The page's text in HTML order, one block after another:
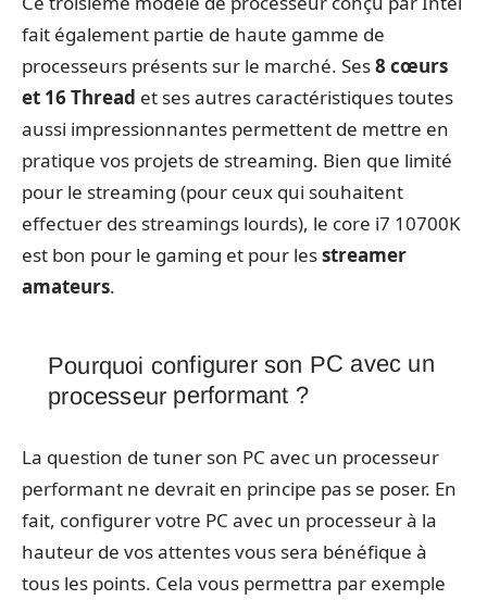
fait également partie de haute gamme de
processeurs présents sur le marché. Ses8 cœurs
et 16 Thread et ses autres caractéristiques toutes
aussi impressionnantes permettent de mettre en
pratique vos projets de streaming. Bien que limité
pour le streaming (pour ceux qui souhaitent
effectuer des streamings lourds), le core i7 10700K
est bon pour le gaming et pour lesstreamer
amateurs.
Pourquoi configurer son PC avec un
processeur performant ?
La question de tuner son PC avec un processeur
performant ne devrait en principe pas se poser. En
fait, configurer votre PC avec un processeur à la
hauteur de vos attentes vous sera bénéfique à
tous les points. Cela vous permettra par exemple